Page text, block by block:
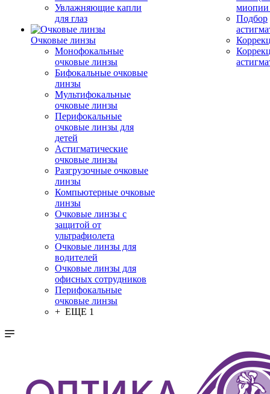
Увлажняющие капли
для глаз
Очковые линзы
Монофокальные
очковые линзы
Бифокальные очковые
линзы
Мультифокальные
очковые линзы
Перифокальные
очковые линзы для
детей
Астигматические
очковые линзы
Разгрузочные очковые
линзы
Компьютерные очковые
линзы
Очковые линзы с
защитой от
ультрафиолета
Очковые линзы для
водителей
Очковые линзы для
офисных сотрудников
Перифокальные
очковые линзы
+ ЕЩЕ 1
миопии
Подбор